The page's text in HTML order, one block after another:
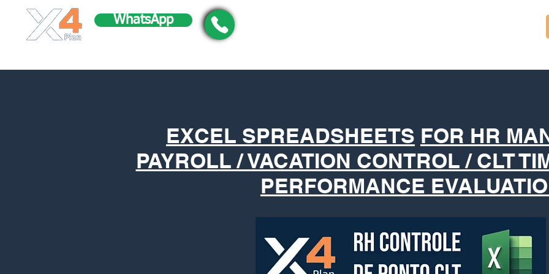
WhatsApp
EXCEL SPREADSHEETS FOR HR
PAYROLL / VACATION CONTROL / CLT
PERFORMANCE